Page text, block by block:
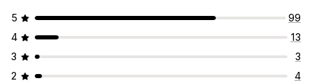
5
99
4
13
3
3
2
4